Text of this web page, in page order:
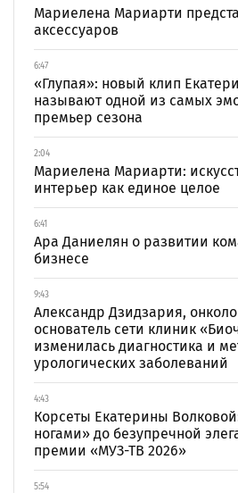
Мариелена Мариарти
аксессуаров
6:47
«Глупая»: новый клип
называют одной из самых
премьер сезона
2:04
Мариелена Мариарти:
интерьер как единое целое
6:41
Ара Даниелян о развитии
бизнесе
9:43
Александр Дзидзария,
основатель сети клиник
изменилась диагностика и
урологических заболеваний
4:43
Корсеты Екатерины
ногами» до безупречной
премии «МУЗ-ТВ 2026»
5:54